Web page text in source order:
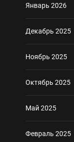
Январь 2026
Декабрь 2025
Ноябрь 2025
Октябрь 2025
Май 2025
Февраль 2025